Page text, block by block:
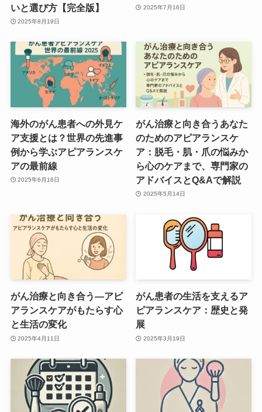
いと選び方【完全版】
2025年8月19日
2025年7月16日
海外のがん患者への外見ケ
ア支援とは？世界の先進事
例から学ぶアピアランスケ
アの最前線
2025年6月16日
がん治療と向き合うあなた
のためのアピアランスケ
ア：脱毛・肌・爪の悩みか
ら心のケアまで、専門家の
アドバイスとQ&Aで解説
2025年5月14日
がん治療と向き合う―アピ
アランスケアがもたらす心
と生活の変化
2025年4月11日
がん患者の生活を支えるア
ピアランスケア：歴史と発
展
2025年3月19日